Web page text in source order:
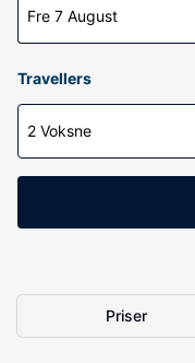
Fre 7 August
Travellers
2 Voksne
Priser